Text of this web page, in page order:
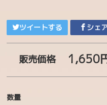
マスコット・ストラップ
生活雑貨
ステーショナリー
シール・ステッカー
ツイートする シェ
販売価格 1,650
数量